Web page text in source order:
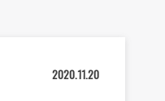
2020.11.20